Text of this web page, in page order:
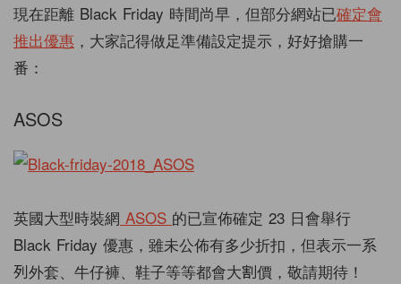
現在距離 Black Friday 時間尚早，但部分網站已確定會
推出優惠 ，大家記得做足準備設定提示，好好搶購一
番：
ASOS
英國大型時裝網 ASOS 的已宣佈確定 23 日會舉行
Black Friday 優惠，雖未公佈有多少折扣，但表示一系
列外套、牛仔褲、鞋子等等都會大割價，敬請期待！